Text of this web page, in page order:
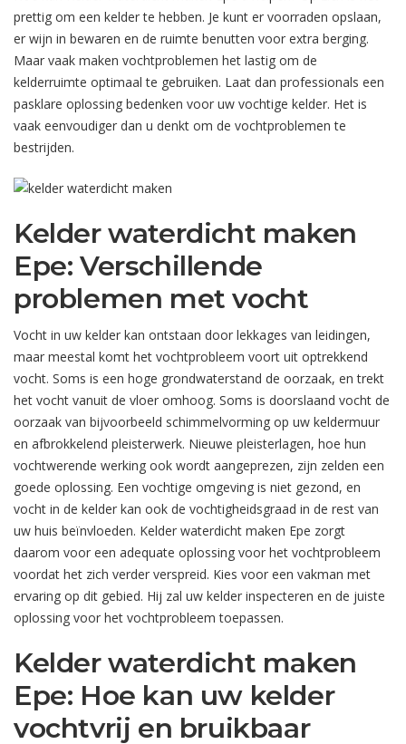
prettig om een kelder te hebben. Je kunt er voorraden opslaan,
er wijn in bewaren en de ruimte benutten voor extra berging.
Maar vaak maken vochtproblemen het lastig om de
kelderruimte optimaal te gebruiken. Laat dan professionals een
pasklare oplossing bedenken voor uw vochtige kelder. Het is
vaak eenvoudiger dan u denkt om de vochtproblemen te
bestrijden.
Kelder waterdicht maken
Epe: Verschillende
problemen met vocht
Vocht in uw kelder kan ontstaan door lekkages van leidingen,
maar meestal komt het vochtprobleem voort uit optrekkend
vocht. Soms is een hoge grondwaterstand de oorzaak, en trekt
het vocht vanuit de vloer omhoog. Soms is doorslaand vocht de
oorzaak van bijvoorbeeld schimmelvorming op uw keldermuur
en afbrokkelend pleisterwerk. Nieuwe pleisterlagen, hoe hun
vochtwerende werking ook wordt aangeprezen, zijn zelden een
goede oplossing. Een vochtige omgeving is niet gezond, en
vocht in de kelder kan ook de vochtigheidsgraad in de rest van
uw huis beïnvloeden. Kelder waterdicht maken Epe zorgt
daarom voor een adequate oplossing voor het vochtprobleem
voordat het zich verder verspreid. Kies voor een vakman met
ervaring op dit gebied. Hij zal uw kelder inspecteren en de juiste
oplossing voor het vochtprobleem toepassen.
Kelder waterdicht maken
Epe: Hoe kan uw kelder
vochtvrij en bruikbaar